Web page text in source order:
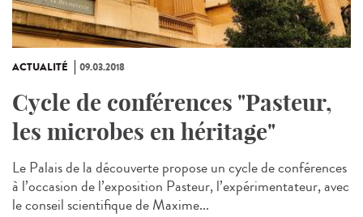
ACTUALITÉ 09.03.2018
Cycle de conférences "Pasteur,
les microbes en héritage"
Le Palais de la découverte propose un cycle de conférences
à l’occasion de l’exposition Pasteur, l’expérimentateur, avec
le conseil scientifique de Maxime...